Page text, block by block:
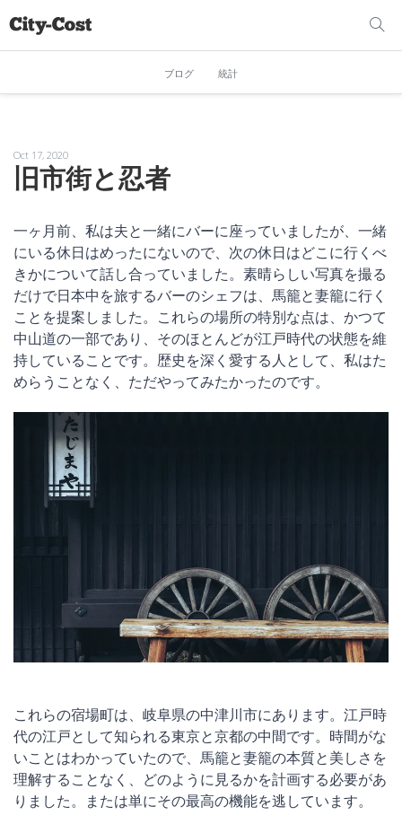
ブログ 統計
Oct 17, 2020
旧市街と忍者
一ヶ月前、私は夫と一緒にバーに座っていましたが、一緒
にいる休日はめったにないので、次の休日はどこに行くべ
きかについて話し合っていました。素晴らしい写真を撮る
だけで日本中を旅するバーのシェフは、馬籠と妻籠に行く
ことを提案しました。これらの場所の特別な点は、かつて
中山道の一部であり、そのほとんどが江戸時代の状態を維
持していることです。歴史を深く愛する人として、私はた
めらうことなく、ただやってみたかったのです。
これらの宿場町は、岐阜県の中津川市にあります。江戸時
代の江戸として知られる東京と京都の中間です。時間がな
いことはわかっていたので、馬籠と妻籠の本質と美しさを
理解することなく、どのように見るかを計画する必要があ
りました。または単にその最高の機能を逃しています。